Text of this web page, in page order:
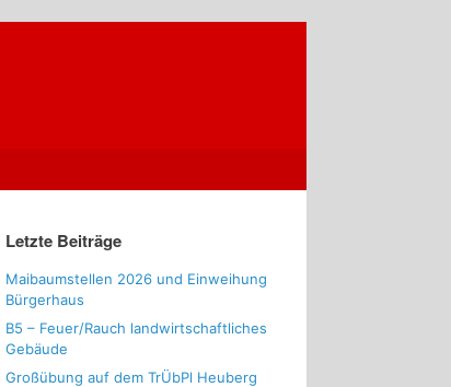
Letzte Beiträge
Maibaumstellen 2026 und Einweihung
Bürgerhaus
B5 – Feuer/Rauch landwirtschaftliches
Gebäude
Großübung auf dem TrÜbPl Heuberg